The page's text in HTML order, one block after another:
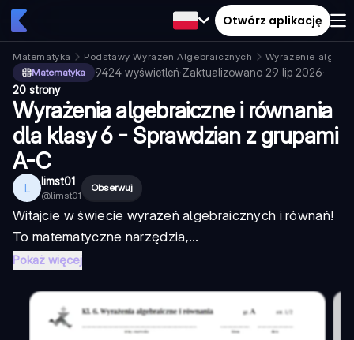
Otwórz aplikację
Matematyka Podstawy Wyrażeń Algebraicznych
Wyrażenie
Matematyka
9424 wyświetleń·Zaktualizowano 29 lip 2026·
20 strony
Wyrażenia algebraiczne i równania
dla klasy 6 - Sprawdzian z grupami
A-C
L limst01
@limst01
Obserwuj
Witajcie w świecie wyrażeń algebraicznych i równań!
To matematyczne narzędzia,...
Pokaż więcej